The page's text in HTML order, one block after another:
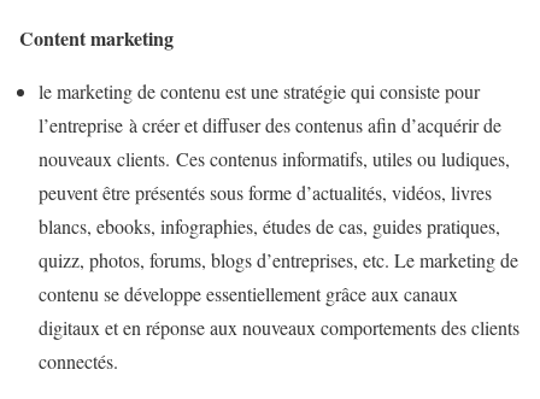
Content marketing
le marketing de contenu est une stratégie qui consiste pour
l’entreprise à créer et diffuser des contenus afin d’acquérir de
nouveaux clients. Ces contenus informatifs, utiles ou ludiques,
peuvent être présentés sous forme d’actualités, vidéos, livres
blancs, ebooks, infographies, études de cas, guides pratiques,
quizz, photos, forums, blogs d’entreprises, etc. Le marketing de
contenu se développe essentiellement grâce aux canaux
digitaux et en réponse aux nouveaux comportements des clients
connectés.